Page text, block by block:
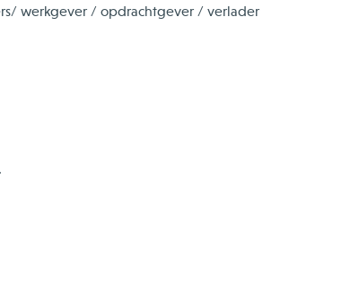
werkgever / opdrachtgever / verlader